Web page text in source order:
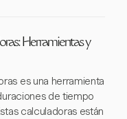
Herramientas y
es una herramienta
de tiempo
calculadoras están